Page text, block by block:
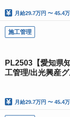
月給29.7万円 〜 45.4万
施工管理
PL2503【愛知県
工管理/出光興産
月給29.7万円 〜 45.4万